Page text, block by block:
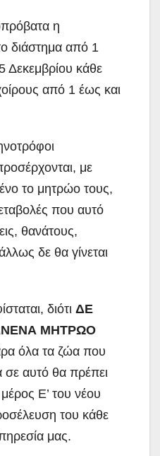
η
διάστημα από 1
Δεκεμβρίου κάθε
από 1 έως και
με
το μητρώο τους,
που αυτό
θανάτους,
δε θα γίνεται
διότι ΔΕ
ΜΗΤΡΩΟ
όλα τα ζώα που
σε αυτό θα πρέπει
Ε’ του νέου
του κάθε
μας.